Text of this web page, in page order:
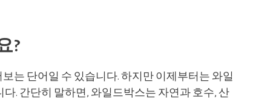
?
는 단어일 수 있습니다. 하지만 이제부터는 와일
. 간단히 말하면, 와일드박스는 자연과 호수, 산